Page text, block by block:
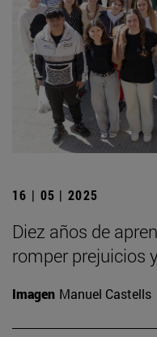
16 | 05 | 2025
Diez años de
romper prejuicios
Imagen Manuel Castells